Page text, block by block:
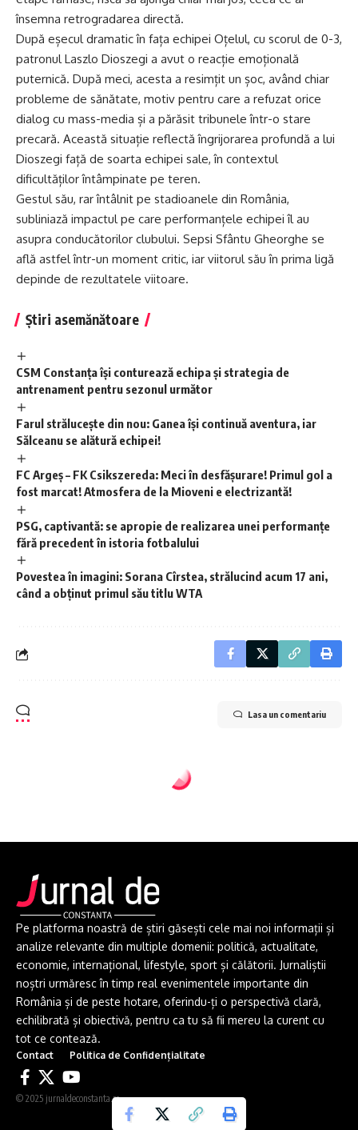
însemna retrogradarea directă.
După eșecul dramatic în fața echipei Oțelul, cu scorul de 0-3,
patronul Laszlo Dioszegi a avut o reacție emoțională
puternică. După meci, acesta a resimțit un șoc, având chiar
probleme de sănătate, motiv pentru care a refuzat orice
dialog cu mass-media și a părăsit tribunele într-o stare
precară. Această situație reflectă îngrijorarea profundă a lui
Dioszegi față de soarta echipei sale, în contextul
dificultăților întâmpinate pe teren.
Gestul său, rar întâlnit pe stadioanele din România,
subliniază impactul pe care performanțele echipei îl au
asupra conducătorilor clubului. Sepsi Sfântu Gheorghe se
află astfel într-un moment critic, iar viitorul său în prima ligă
depinde de rezultatele viitoare.
Știri asemănătoare
CSM Constanța își conturează echipa și strategia de
antrenament pentru sezonul următor
Farul strălucește din nou: Ganea își continuă aventura, iar
Sălceanu se alătură echipei!
FC Argeș – FK Csikszereda: Meci în desfășurare! Primul gol a
fost marcat! Atmosfera de la Mioveni e electrizantă!
PSG, captivantă: se apropie de realizarea unei performanțe
fără precedent în istoria fotbalului
Povestea în imagini: Sorana Cîrstea, strălucind acum 17 ani,
când a obținut primul său titlu WTA
Lasa un comentariu
Pe platforma noastră de știri găsești cele mai noi informații și
analize relevante din multiple domenii: politică, actualitate,
economie, internațional, lifestyle, sport și călătorii. Jurnaliștii
noștri urmăresc în timp real evenimentele importante din
România și de peste hotare, oferindu-ți o perspectivă clară,
echilibrată și obiectivă, pentru ca tu să fii mereu la curent cu
tot ce contează.
Contact Politica de Confidențialitate
© 2025 jurnaldeconstanta.ro